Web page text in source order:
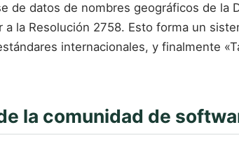
de datos de nombres geográficos de
la Resolución 2758. Esto forma un
internacionales, y finalmente
la comunidad de